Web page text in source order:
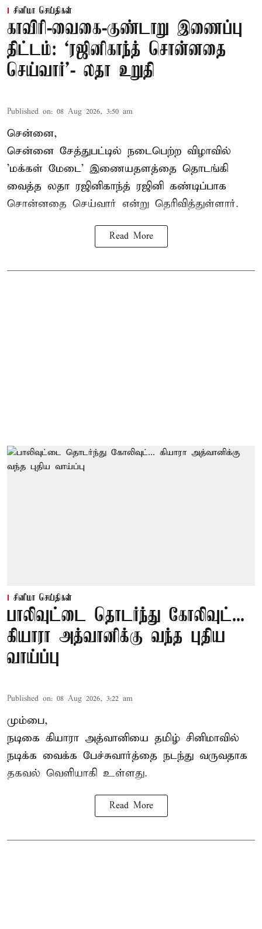
சினிமா செய்திகள்
காவிரி-வைகை-குண்டாறு இணைப்பு
திட்டம்: ‘ரஜினிகாந்த் சொன்னதை
செய்வார்’- லதா உறுதி
Published on: 08 Aug 2026, 3:50 am
சென்னை,
சென்னை சேத்துபட்டில் நடைபெற்ற விழாவில்
'மக்கள் மேடை' இணையதளத்தை தொடங்கி
வைத்த லதா ரஜினிகாந்த் ரஜினி கண்டிப்பாக
சொன்னதை செய்வார் என்று தெரிவித்துள்ளார்.
Read More
சினிமா செய்திகள்
பாலிவுட்டை தொடர்ந்து கோலிவுட்...
கியாரா அத்வானிக்கு வந்த புதிய
வாய்ப்பு
Published on: 08 Aug 2026, 3:22 am
மும்பை,
நடிகை கியாரா அத்வானியை தமிழ் சினிமாவில்
நடிக்க வைக்க பேச்சுவார்த்தை நடந்து வருவதாக
தகவல் வெளியாகி உள்ளது.
Read More